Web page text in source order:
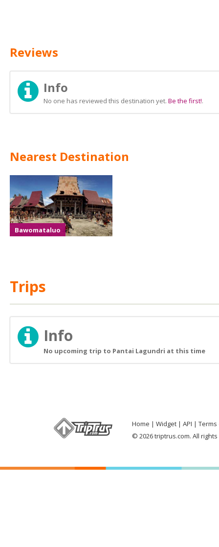
Reviews
Info
No one has reviewed this destination yet. Be the first!.
Nearest Destination
Bawomataluo
Trips
Info
No upcoming trip to Pantai Lagundri at this time
Home Widget API
Terms
© 2026 triptrus.com. All